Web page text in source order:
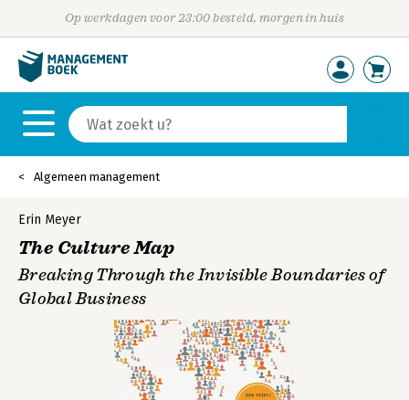
Op werkdagen voor 23:00 besteld, morgen in huis
Algemeen management
Erin Meyer
The Culture Map
Breaking Through the Invisible Boundaries of
Global Business